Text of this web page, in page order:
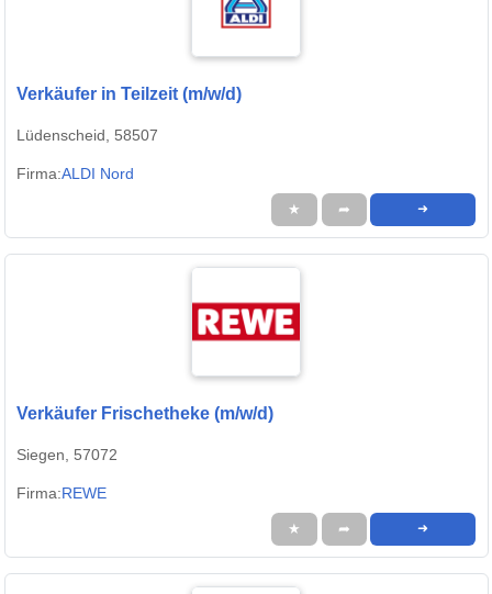
Verkäufer in Teilzeit (m/w/d)
Lüdenscheid, 58507
Firma:ALDI Nord
★ ➦ ➜
Verkäufer Frischetheke (m/w/d)
Siegen, 57072
Firma:REWE
★ ➦ ➜